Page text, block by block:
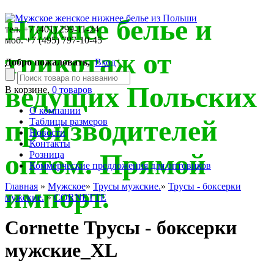
Нижнее белье и
трикотаж от
ведущих Польских
производителей
оптом. Прямой
импорт.
тел. +7 (401) 299-11-24
моб. +7 (495) 797-10-45
Добро пожаловать, Вход|
В корзине, 0 товаров
О компании
Таблицы размеров
Новости
Контакты
Розница
Коммерческие предложения для оптовиков
Главная » Мужское» Трусы мужские.» Трусы - боксерки
мужские.»CORNETTE
Cornette Трусы - боксерки
мужские_XL